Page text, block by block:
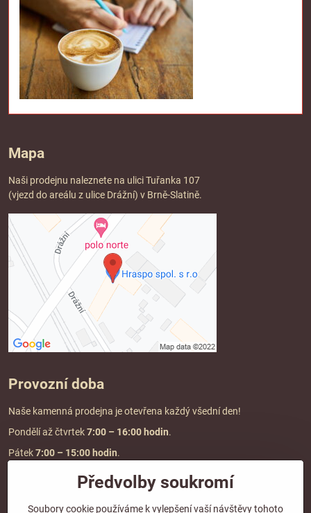
Mapa
Naši prodejnu naleznete na ulici Tuřanka 107
(vjezd do areálu z ulice Drážní) v Brně-Slatině.
Provozní doba
Naše kamenná prodejna je otevřena každý všední den!
Pondělí až čtvrtek7:00 – 16:00 hodin.
Pátek7:00 – 15:00 hodin.
Doprava a platba
Předvolby soukromí
Soubory cookie používáme k vylepšení vaší návštěvy tohoto